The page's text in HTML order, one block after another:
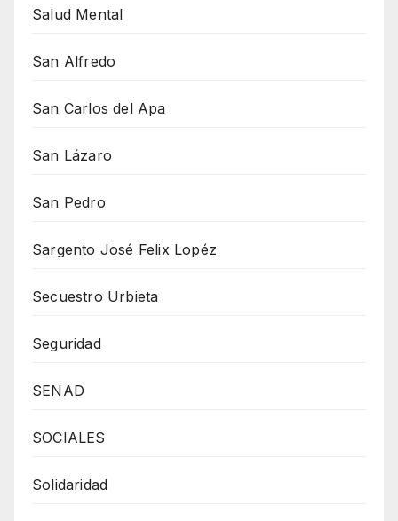
Salud Mental
San Alfredo
San Carlos del Apa
San Lázaro
San Pedro
Sargento José Felix Lopéz
Secuestro Urbieta
Seguridad
SENAD
SOCIALES
Solidaridad